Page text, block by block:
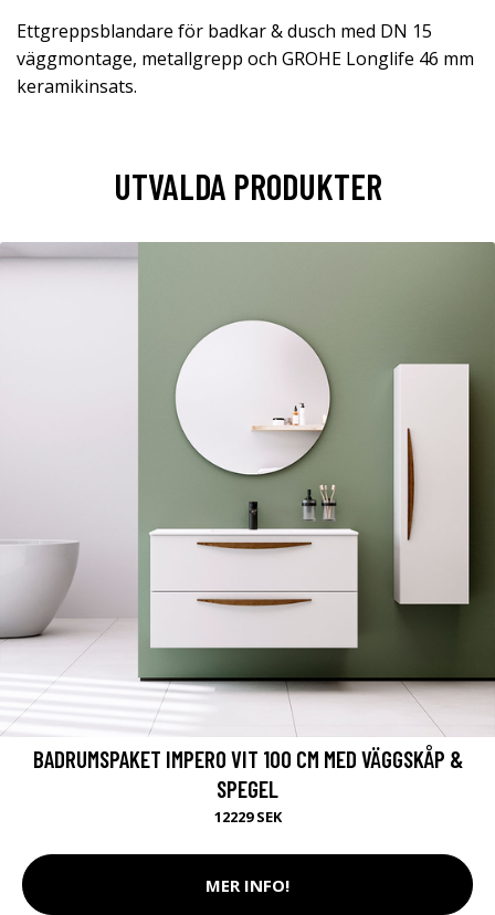
Ettgreppsblandare för badkar & dusch med DN 15
väggmontage, metallgrepp och GROHE Longlife 46 mm
keramikinsats.
UTVALDA PRODUKTER
BADRUMSPAKET IMPERO VIT 100 CM MED VÄGGSKÅP &
SPEGEL
12229 SEK
MER INFO!